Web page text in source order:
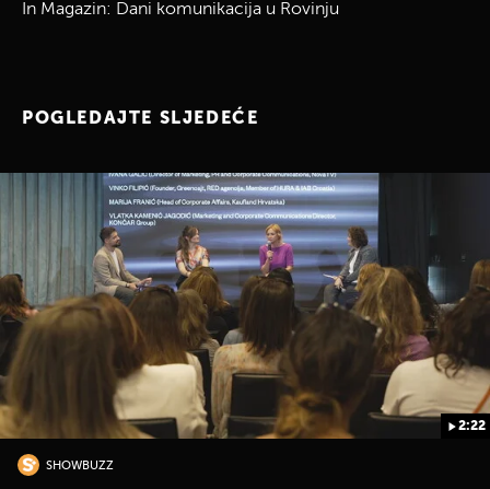
In Magazin: Dani komunikacija u Rovinju
POGLEDAJTE SLJEDEĆE
2:22
SHOWBUZZ